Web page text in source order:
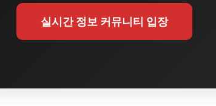
실시간 정보 커뮤니티 입장